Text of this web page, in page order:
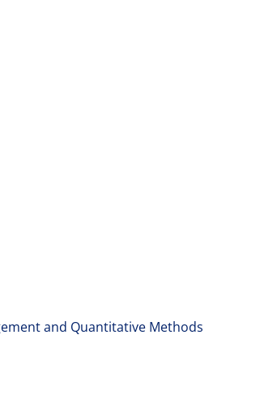
and Quantitative Methods